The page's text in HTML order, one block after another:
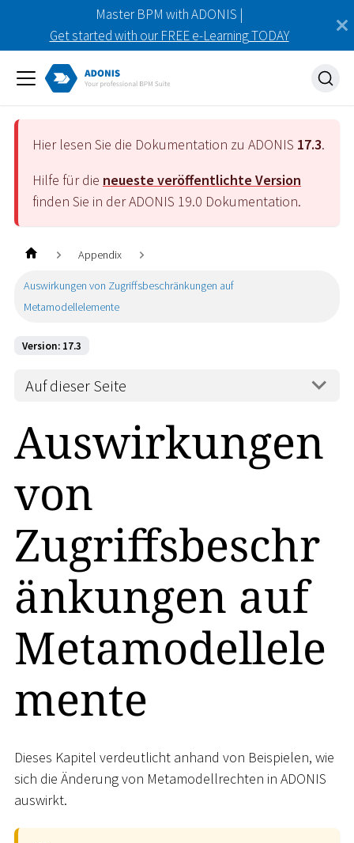
Master BPM with ADONIS |
Get started with our FREE e-Learning TODAY
Hier lesen Sie die Dokumentation zu ADONIS 17.3.
Hilfe für die neueste veröffentlichte Version
finden Sie in der ADONIS 19.0 Dokumentation.
Appendix
Auswirkungen von Zugriffsbeschränkungen auf
Metamodellelemente
Version: 17.3
Auf dieser Seite
Auswirkungen
von
Zugriffsbeschr
änkungen auf
Metamodellele
mente
Dieses Kapitel verdeutlicht anhand von Beispielen, wie
sich die Änderung von Metamodellrechten in ADONIS
auswirkt.